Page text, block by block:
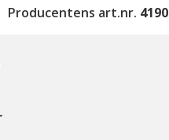
Producentens art.nr.